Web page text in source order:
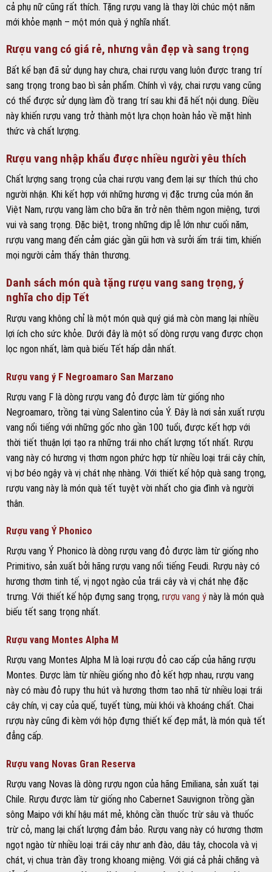
cả phụ nữ cũng rất thích. Tặng rượu vang là thay lời chúc một năm
mới khỏe mạnh – một món quà ý nghĩa nhất.
Rượu vang có giá rẻ, nhưng vẫn đẹp và sang trọng
Bất kể bạn đã sử dụng hay chưa, chai rượu vang luôn được trang trí
sang trọng trong bao bì sản phẩm. Chính vì vậy, chai rượu vang cũng
có thể được sử dụng làm đồ trang trí sau khi đã hết nội dung. Điều
này khiến rượu vang trở thành một lựa chọn hoàn hảo về mặt hình
thức và chất lượng.
Rượu vang nhập khẩu được nhiều người yêu thích
Chất lượng sang trọng của chai rượu vang đem lại sự thích thú cho
người nhận. Khi kết hợp với những hương vị đặc trưng của món ăn
Việt Nam, rượu vang làm cho bữa ăn trở nên thêm ngon miệng, tươi
vui và sang trọng. Đặc biệt, trong những dịp lễ lớn như cuối năm,
rượu vang mang đến cảm giác gần gũi hơn và sưởi ấm trái tim, khiến
mọi người cảm thấy thân thương.
Danh sách món quà tặng rượu vang sang trọng, ý
nghĩa cho dịp Tết
Rượu vang không chỉ là một món quà quý giá mà còn mang lại nhiều
lợi ích cho sức khỏe. Dưới đây là một số dòng rượu vang được chọn
lọc ngon nhất, làm quà biếu Tết hấp dẫn nhất.
Rượu vang ý F Negroamaro San Marzano
Rượu vang F là dòng rượu vang đỏ được làm từ giống nho
Negroamaro, trồng tại vùng Salentino của Ý. Đây là nơi sản xuất rượu
vang nổi tiếng với những gốc nho gần 100 tuổi, được kết hợp với
thời tiết thuận lợi tạo ra những trái nho chất lượng tốt nhất. Rượu
vang này có hương vị thơm ngon phức hợp từ nhiều loại trái cây chín,
vị bơ béo ngậy và vị chát nhẹ nhàng. Với thiết kế hộp quà sang trọng,
rượu vang này là món quà tết tuyệt vời nhất cho gia đình và người
thân.
Rượu vang Ý Phonico
Rượu vang Ý Phonico là dòng rượu vang đỏ được làm từ giống nho
Primitivo, sản xuất bởi hãng rượu vang nổi tiếng Feudi. Rượu này có
hương thơm tinh tế, vị ngọt ngào của trái cây và vị chát nhẹ đặc
trưng. Với thiết kế hộp đựng sang trọng, rượu vang ý này là món quà
biếu tết sang trọng nhất.
Rượu vang Montes Alpha M
Rượu vang Montes Alpha M là loại rượu đỏ cao cấp của hãng rượu
Montes. Được làm từ nhiều giống nho đỏ kết hợp nhau, rượu vang
này có màu đỏ rupy thu hút và hương thơm tao nhã từ nhiều loại trái
cây chín, vị cay của quế, tuyết tùng, mùi khói và khoáng chất. Chai
rượu này cũng đi kèm với hộp đựng thiết kế đẹp mắt, là món quà tết
đẳng cấp.
Rượu vang Novas Gran Reserva
Rượu vang Novas là dòng rượu ngon của hãng Emiliana, sản xuất tại
Chile. Rượu được làm từ giống nho Cabernet Sauvignon trồng gần
sông Maipo với khí hậu mát mẻ, không cần thuốc trừ sâu và thuốc
trừ cỏ, mang lại chất lượng đảm bảo. Rượu vang này có hương thơm
ngọt ngào từ nhiều loại trái cây như anh đào, dâu tây, chocola và vị
chát, vị chua tràn đầy trong khoang miệng. Với giá cả phải chăng và